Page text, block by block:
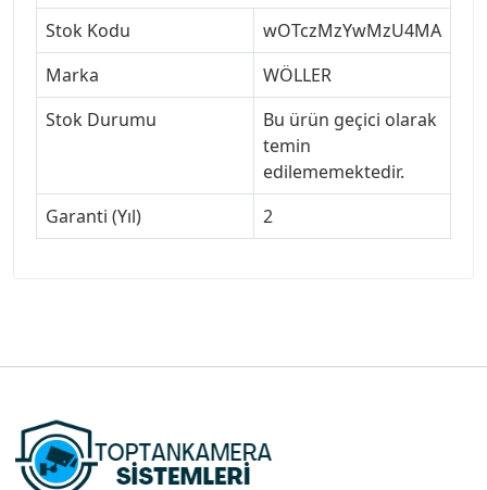
Stok Kodu
wOTczMzYwMzU4MA
Marka
WÖLLER
Stok Durumu
Bu ürün geçici olarak
temin
edilememektedir.
Garanti (Yıl)
2